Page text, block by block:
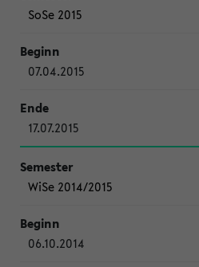
SoSe 2015
07.04.2015
17.07.2015
WiSe 2014/2015
06.10.2014